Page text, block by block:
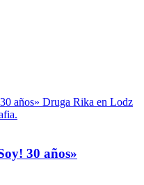
años» Druga Rika en Lodz
30 años»